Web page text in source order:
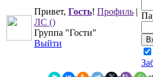
Привет, Гость! Профиль |
ЛС ()
Группа "Гости"
Выйти